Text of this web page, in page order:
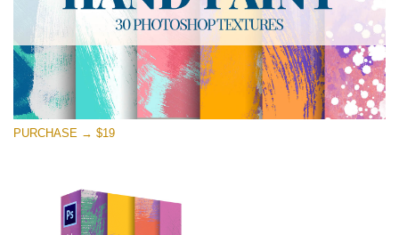
(1783 Overlays)
Large 6000*4000px
Free download
PURCHASE → $19